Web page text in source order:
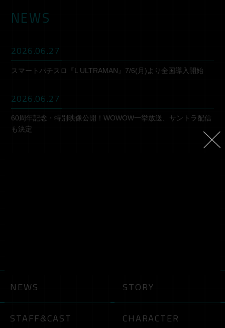
NEWS
2026.06.27
スマートパチスロ『L ULTRAMAN』7/6(月)より全国導入開始
2026.06.27
60周年記念・特別映像公開！WOWOW一挙放送、サントラ配信
も決定
NEWS STORY
STAFF&CAST CHARACTER